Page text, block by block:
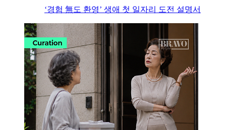
‘경험 無도 환영’ 생애 첫 일자리 도전 설명서